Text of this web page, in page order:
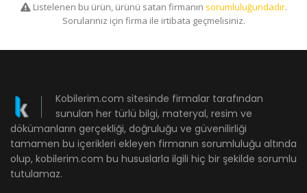
Listelenen bu ürün, ürünü satan firmanın sorumluluğundadır.
Sorularınız için firma ile irtibata geçmelisiniz.
Kobilerim.com sitesinde firmalar tarafından
sunulan her türlü bilgi, materyal, resim ve
dökümanların gerçekliği, doğruluğu ve güvenilirliği
tamamen bu içerikleri ekleyen firmanın sorumluluğu altında
olup, kobilerim.com bu hususlarla ilgili hiç bir şekilde sorumlu
tutulamaz.